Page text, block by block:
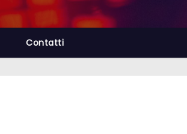
Contatti